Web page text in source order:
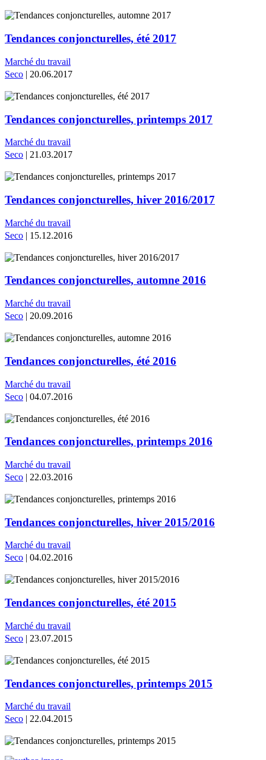
Tendances conjoncturelles, été 2017
Marché du travail
Seco | 20.06.2017
Tendances conjoncturelles, printemps 2017
Marché du travail
Seco | 21.03.2017
Tendances conjoncturelles, hiver 2016/2017
Marché du travail
Seco | 15.12.2016
Tendances conjoncturelles, automne 2016
Marché du travail
Seco | 20.09.2016
Tendances conjoncturelles, été 2016
Marché du travail
Seco | 04.07.2016
Tendances conjoncturelles, printemps 2016
Marché du travail
Seco | 22.03.2016
Tendances conjoncturelles, hiver 2015/2016
Marché du travail
Seco | 04.02.2016
Tendances conjoncturelles, été 2015
Marché du travail
Seco | 23.07.2015
Tendances conjoncturelles, printemps 2015
Marché du travail
Seco | 22.04.2015